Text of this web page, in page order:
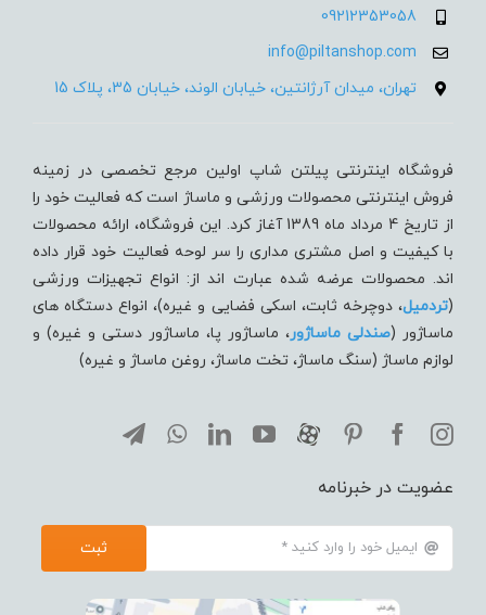
09212353058
info@piltanshop.com
تهران، میدان آرژانتین، خیابان الوند، خیابان 35، پلاک 15
فروشگاه اینترنتی پیلتن شاپ اولین مرجع تخصصی در زمینه
فروش اینترنتی محصولات ورزشی و ماساژ است که فعالیت خود را
از تاریخ 4 مرداد ماه 1389 آغاز کرد. این فروشگاه، ارائه محصولات
با کیفیت و اصل مشتری مداری را سر لوحه فعالیت خود قرار داده
اند. محصولات عرضه شده عبارت اند از: انواع تجهیزات ورزشی
(تردميل، دوچرخه ثابت، اسکی فضایی و غیره)، انواع دستگاه های
ماساژور (صندلی ماساژور، ماساژور پا، ماساژور دستی و غیره) و
لوازم ماساژ (سنگ ماساژ، تخت ماساژ، روغن ماساژ و غیره)
عضویت در خبرنامه
ثبت